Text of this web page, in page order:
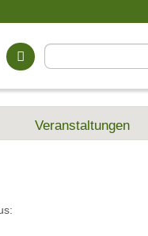
Veranstaltungen